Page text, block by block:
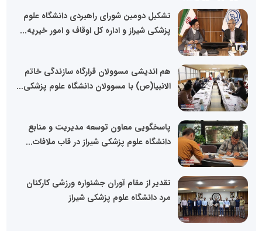
تشکیل دومین شورای راهبردی دانشگاه علوم
پزشکی شیراز و اداره کل اوقاف و امور خیریه...
هم اندیشی مسوولان قرارگاه سازندگی خاتم
الانبیا(ص) با مسوولان دانشگاه علوم پزشکی...
پاسخگویی معاون توسعه مدیریت و منابع
دانشگاه علوم پزشکی شیراز در قاب ملافات...
تقدیر از مقام آوران جشنواره ورزشی کارکنان
مرد دانشگاه علوم پزشکی شیراز